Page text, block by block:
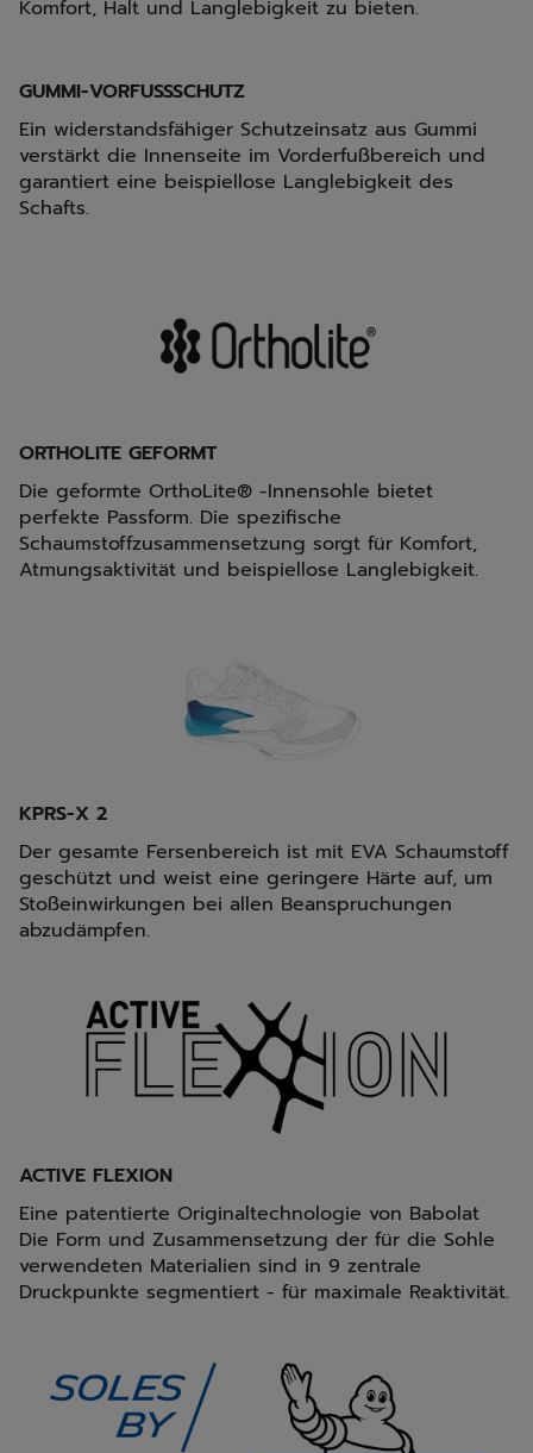
Komfort, Halt und Langlebigkeit zu bieten.
GUMMI-VORFUSSSCHUTZ
Ein widerstandsfähiger Schutzeinsatz aus Gummi
verstärkt die Innenseite im Vorderfußbereich und
garantiert eine beispiellose Langlebigkeit des
Schafts.
ORTHOLITE GEFORMT
Die geformte OrthoLite® -Innensohle bietet
perfekte Passform. Die spezifische
Schaumstoffzusammensetzung sorgt für Komfort,
Atmungsaktivität und beispiellose Langlebigkeit.
KPRS-X 2
Der gesamte Fersenbereich ist mit EVA Schaumstoff
geschützt und weist eine geringere Härte auf, um
Stoßeinwirkungen bei allen Beanspruchungen
abzudämpfen.
ACTIVE FLEXION
Eine patentierte Originaltechnologie von Babolat
Die Form und Zusammensetzung der für die Sohle
verwendeten Materialien sind in 9 zentrale
Druckpunkte segmentiert - für maximale Reaktivität.